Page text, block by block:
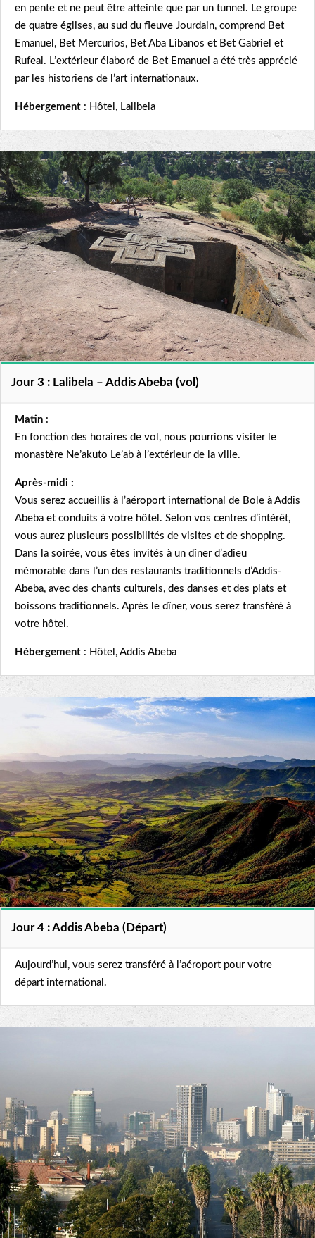
en pente et ne peut être atteinte que par un tunnel. Le groupe
de quatre églises, au sud du fleuve Jourdain, comprend Bet
Emanuel, Bet Mercurios, Bet Aba Libanos et Bet Gabriel et
Rufeal. L’extérieur élaboré de Bet Emanuel a été très apprécié
par les historiens de l’art internationaux.
Hébergement : Hôtel, Lalibela
Jour 3 : Lalibela – Addis Abeba (vol)
Matin :
En fonction des horaires de vol, nous pourrions visiter le
monastère Ne’akuto Le’ab à l’extérieur de la ville.
Après-midi :
Vous serez accueillis à l’aéroport international de Bole à Addis
Abeba et conduits à votre hôtel. Selon vos centres d’intérêt,
vous aurez plusieurs possibilités de visites et de shopping.
Dans la soirée, vous êtes invités à un dîner d’adieu
mémorable dans l’un des restaurants traditionnels d’Addis-
Abeba, avec des chants culturels, des danses et des plats et
boissons traditionnels. Après le dîner, vous serez transféré à
votre hôtel.
Hébergement : Hôtel, Addis Abeba
Jour 4 : Addis Abeba (Départ)
Aujourd’hui, vous serez transféré à l’aéroport pour votre
départ international.